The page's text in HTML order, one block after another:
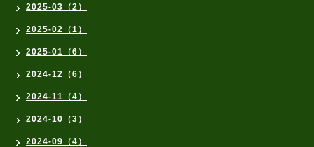
2025-03（2）
2025-02（1）
2025-01（6）
2024-12（6）
2024-11（4）
2024-10（3）
2024-09（4）